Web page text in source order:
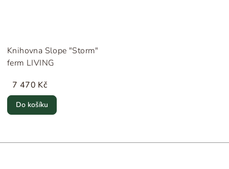
Knihovna Slope "Storm"
ferm LIVING
7 470 Kč
Do košíku